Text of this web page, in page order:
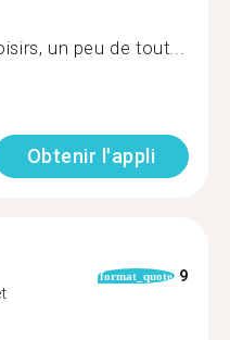
un peu de tout...
Obtenir l'appli
format_quote 9